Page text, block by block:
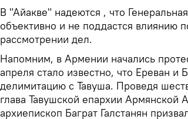
В "Айакве" надеются , что
объективно и не поддастся влиянию
рассмотрении дел.
Напомним, в Армении начались
апреля стало известно, что Ереван и
делимитацию с Тавуша. Проведя
глава Тавушской епархии Армянской
архиепископ Баграт Галстанян